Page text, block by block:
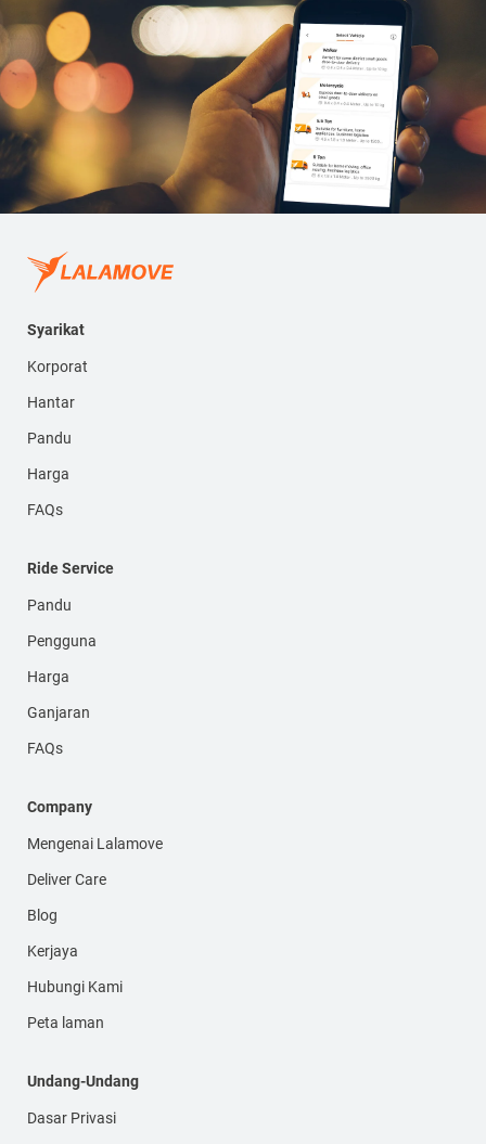
Syarikat
Korporat
Hantar
Pandu
Harga
FAQs
Ride Service
Pandu
Pengguna
Harga
Ganjaran
FAQs
Company
Mengenai Lalamove
Deliver Care
Blog
Kerjaya
Hubungi Kami
Peta laman
Undang-Undang
Dasar Privasi